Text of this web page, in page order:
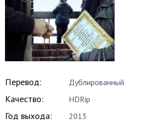
Перевод: Дублированный
Качество: HDRip
Год выхода: 2013